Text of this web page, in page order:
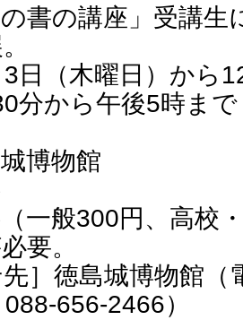
書の講座」受講生
3日（木曜日）から
分から午後5時ま
博物館
一般300円、高校
要。
先］徳島城博物館
656-2466）